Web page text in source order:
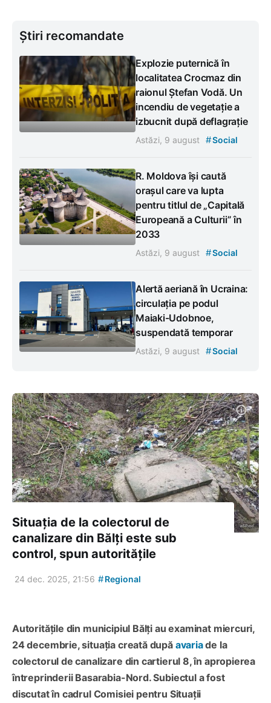
Știri recomandate
Explozie puternică în
localitatea Crocmaz din
raionul Ștefan Vodă. Un
incendiu de vegetație a
izbucnit după deflagrație
Astăzi, 9 august #Social
R. Moldova își caută
orașul care va lupta
pentru titlul de „Capitală
Europeană a Culturii” în
2033
Astăzi, 9 august #Social
Alertă aeriană în Ucraina:
circulația pe podul
Maiaki-Udobnoe,
suspendată temporar
Astăzi, 9 august #Social
Situația de la colectorul de
canalizare din Bălți este sub
control, spun autoritățile
24 dec. 2025, 21:56 #Regional
Autoritățile din municipiul Bălți au examinat miercuri,
24 decembrie, situația creată după avariade la
colectorul de canalizare din cartierul 8, în apropierea
întreprinderii Basarabia-Nord. Subiectul a fost
discutat în cadrul Comisiei pentru Situații